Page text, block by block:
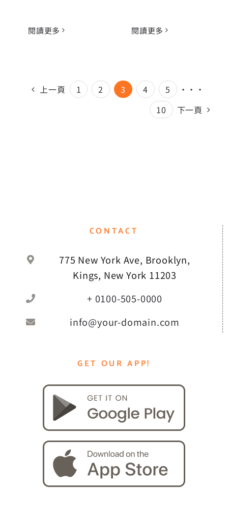
閱讀更多 閱讀更多
上一頁 1 2 3 4 5
···
10
下一頁
CONTACT
775 New York Ave, Brooklyn,
Kings, New York 11203
+ 0100-505-0000
info@your-domain.com
GET OUR APP!